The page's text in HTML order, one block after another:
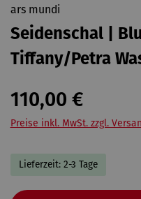
ars mundi
Seidenschal |
Tiffany/Petra
110,00 €
Preise inkl. MwSt. zzgl.
Lieferzeit: 2-3 Tage